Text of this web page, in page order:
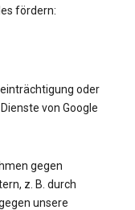
fördern:
oder
von Google
gegen
z. B. durch
unsere